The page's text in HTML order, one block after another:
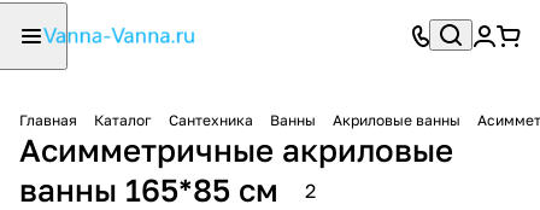
Главная Каталог Сантехника Ванны Акриловые ванны
Асимметричные акриловые
ванны 165*85 см
2